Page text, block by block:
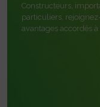
Constructeurs,
particuliers,
avantages accordés